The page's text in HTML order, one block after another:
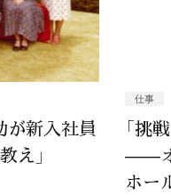
が新入社員
え」
仕事
「挑
——オ
ホー